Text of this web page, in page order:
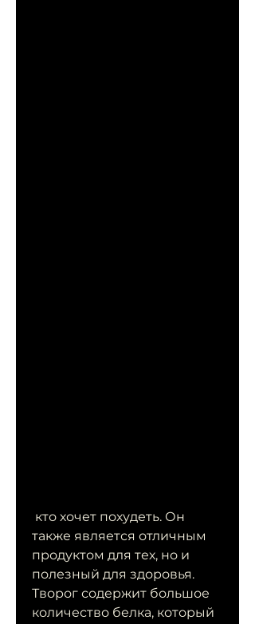
также является отличным
продуктом для тех, но и
полезный для здоровья.
Творог содержит большое
количество белка, который